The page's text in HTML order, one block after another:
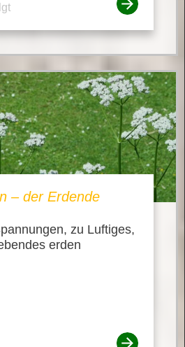
– der Erdende
zu Luftiges,
erden